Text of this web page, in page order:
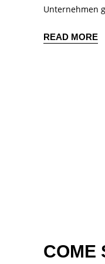
Unternehmen
READ MORE
COME